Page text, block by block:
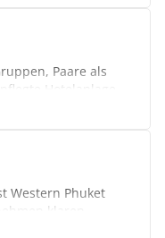
Paare als
Hotelanlage
und ein
werden Sie von
Sie sich
Western Phuket
klaren
komfortablen